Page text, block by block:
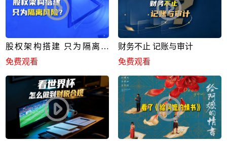
股权架构搭建 只为隔离风
险？
免费观看
财务不止 记账与审计
免费观看